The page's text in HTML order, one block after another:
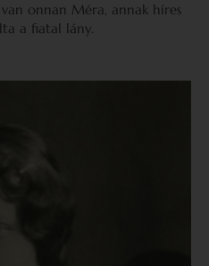
onnan Méra, annak híres
a fiatal lány.